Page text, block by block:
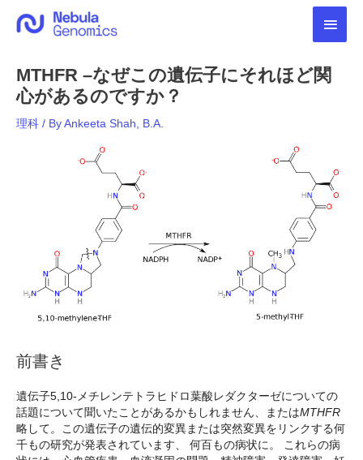
メ
ン
ュ
ー
MTHFR –なぜこの遺伝子にそれほど関
心があるのですか？
理科 / ByAnkeeta Shah, B.A.
前書き
遺伝子5,10-メチレンテトラヒドロ葉酸レダクターゼについての
話題について聞いたことがあるかもしれません、またはMTHFR
略して。
この遺伝子の遺伝的変異または突然変異をリンクする何
千もの研究が発表されています、
何百もの病状に。 これらの病